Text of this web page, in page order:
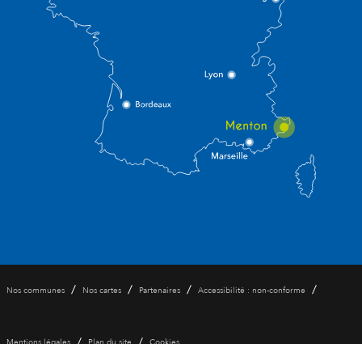
Nos communes / Nos cartes / Partenaires / Accessibilité : non-conforme /